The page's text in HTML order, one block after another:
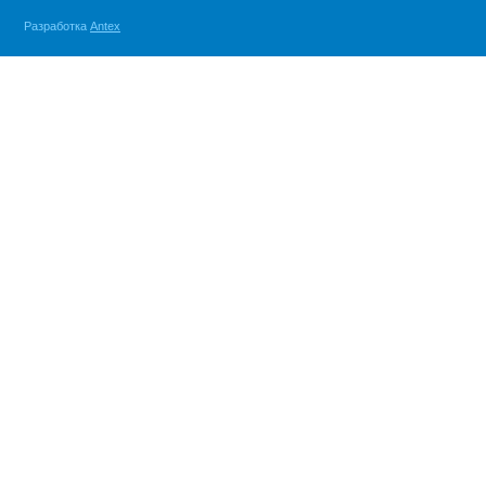
Разработка Antex